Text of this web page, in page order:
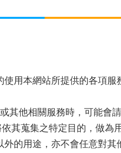
用本網站所提供的各項
他相關服務時，可能會
其蒐集之特定目的，做為
的用途，亦不會任意對其